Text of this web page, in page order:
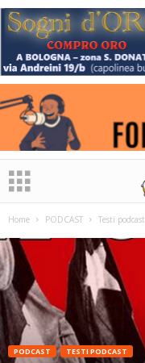
Home PODCAST Testi podcast
PODCAST TESTI PODCAST